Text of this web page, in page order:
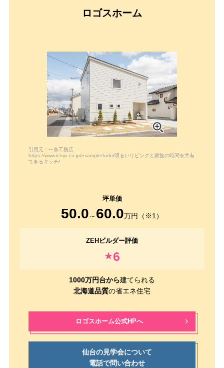
ロゴスホーム
引用元：一条工務店
https://www.ichijo.co.jp/example/fudo/明るいリビングと家族の時間を共有
できるキッチ/
50.0 ～ 60.0万円（※1）
★6
1000万円台から建てられる
北海道品質の省エネ住宅
ロゴスホーム公式HPへ
仙台の見学会について
電話で問い合わせ